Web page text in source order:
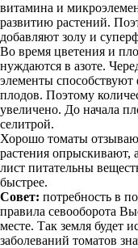
витамина и
развитию растений.
добавляют золу и
Во время цветения и
нуждаются в азоте.
элементы
плодов. Поэтому
увеличено. До начала
селитрой.
Хорошо томаты
растения опрыскивают,
лист питательны
быстрее.
Совет: потребность в
правила севооборота
месте. Так земля будет
заболеваний томатов